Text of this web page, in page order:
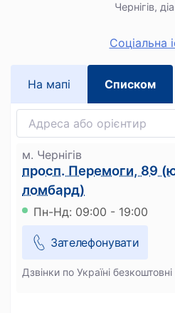
Чернігів,
Cоціальна
На мапi Списком
м. Чернігів
просп. Перемоги, 89
ломбард)
Пн-Нд: 09:00 - 19:00
Зателефонувати
Дзвінки по Україні безкоштовні